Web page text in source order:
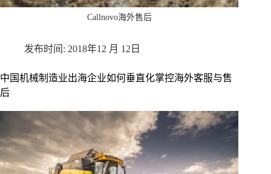
Callnovo海外售后
2018年12 月 12日
中国机械制造业出海企业如何垂直化掌控海外客服与售
后